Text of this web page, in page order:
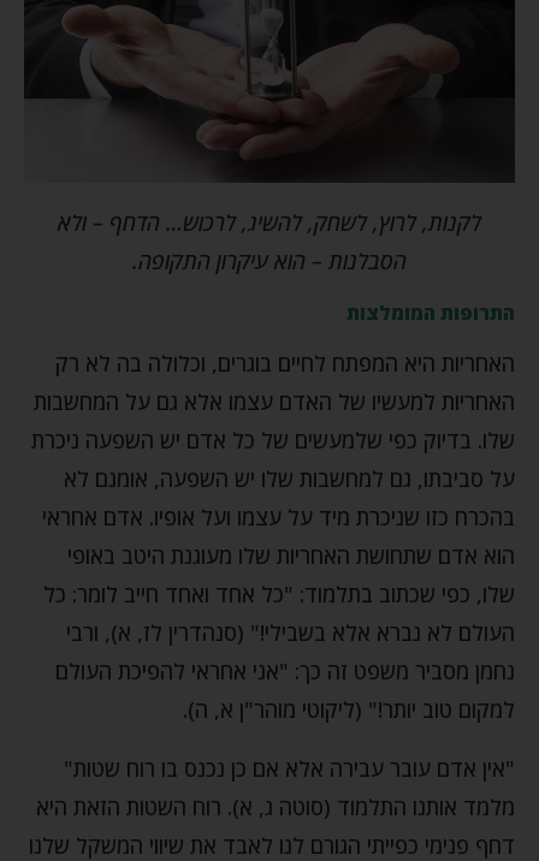
לקנות, לרוץ, לשחק, להשיג, לרכוש… הדחף – ולא
הסבלנות – הוא עיקרון התקופה.
התרופות המומלצות
האחריות היא המפתח לחיים בוגרים, וכלולה בה לא רק
האחריות למעשיו של האדם עצמו אלא גם על המחשבות
שלו. בדיוק כפי שלמעשים של כל אדם יש השפעה ניכרת
על סביבתו, גם למחשבות שלו יש השפעה, אומנם לא
בהכרח כזו שניכרת מיד על עצמו ועל אופיו. אדם אחראי
הוא אדם שתחושת האחריות שלו מעוגנת היטב באופי
שלו, כפי שכתוב בתלמוד: "כל אחד ואחד חייב לומר: כל
העולם לא נברא אלא בשבילי!" (סנהדרין לז, א), ורבי
נחמן מסביר משפט זה כך: "אני אחראי להפיכת העולם
למקום טוב יותר!" (ליקוטי מוהר"ן א, ה).
"אין אדם עובר עבירה אלא אם כן נכנס בו רוח שטות"
מלמד אותנו התלמוד (סוטה ג, א). רוח השטות הזאת היא
דחף פנימי כפייתי הגורם לנו לאבד את שיווי המשקל שלנו